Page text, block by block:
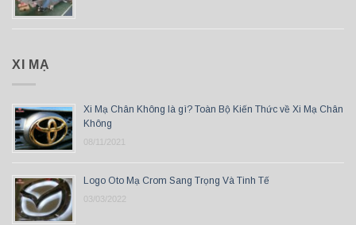
XI MẠ
Xi Mạ Chân Không là gì? Toàn Bộ Kiến Thức về Xi Mạ Chân
Không
08/11/2021
Logo Oto Mạ Crom Sang Trọng Và Tinh Tế
03/03/2022